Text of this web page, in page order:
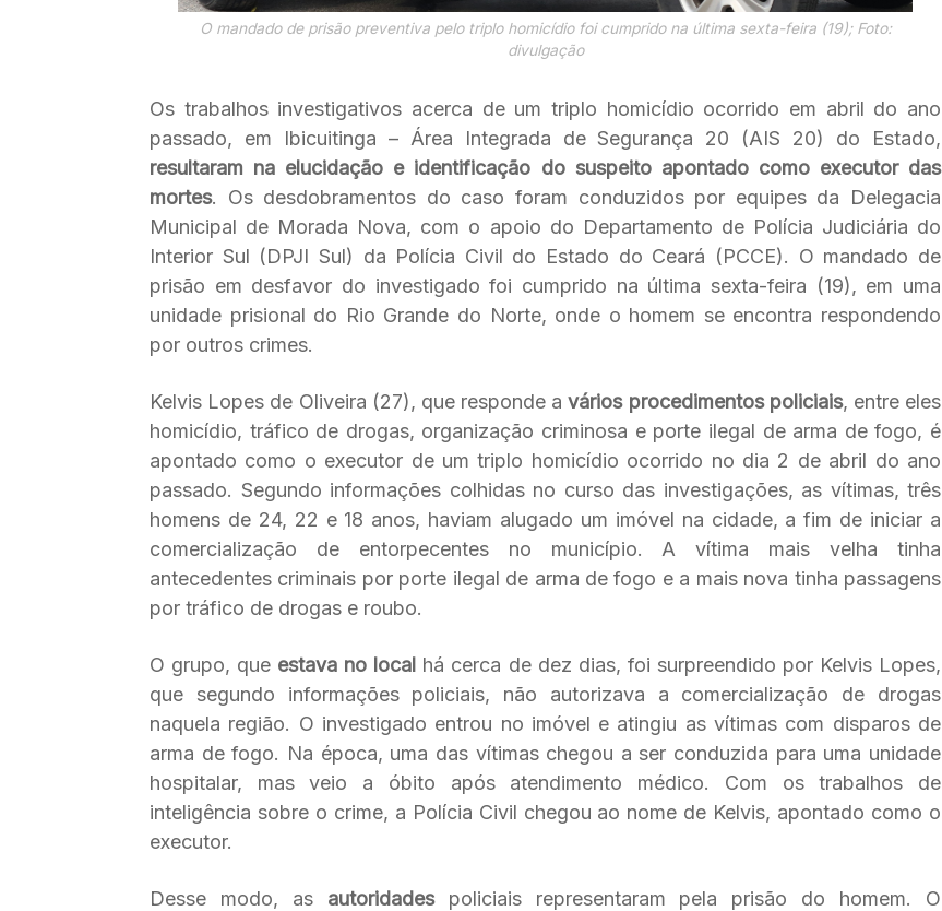
O mandado de prisão preventiva pelo triplo homicídio foi cumprido na última sexta-feira (19); Foto:
divulgação
Os trabalhos investigativos acerca de um triplo homicídio ocorrido em abril do ano
passado, em Ibicuitinga – Área Integrada de Segurança 20 (AIS 20) do Estado,
resultaram na elucidação e identificação do suspeito apontado como executor das
mortes. Os desdobramentos do caso foram conduzidos por equipes da Delegacia
Municipal de Morada Nova, com o apoio do Departamento de Polícia Judiciária do
Interior Sul (DPJI Sul) da Polícia Civil do Estado do Ceará (PCCE). O mandado de
prisão em desfavor do investigado foi cumprido na última sexta-feira (19), em uma
unidade prisional do Rio Grande do Norte, onde o homem se encontra respondendo
por outros crimes.
Kelvis Lopes de Oliveira (27), que responde avários procedimentos policiais, entre eles
homicídio, tráfico de drogas, organização criminosa e porte ilegal de arma de fogo, é
apontado como o executor de um triplo homicídio ocorrido no dia 2 de abril do ano
passado. Segundo informações colhidas no curso das investigações, as vítimas, três
homens de 24, 22 e 18 anos, haviam alugado um imóvel na cidade, a fim de iniciar a
comercialização de entorpecentes no município. A vítima mais velha tinha
antecedentes criminais por porte ilegal de arma de fogo e a mais nova tinha passagens
por tráfico de drogas e roubo.
O grupo, que estava no local há cerca de dez dias, foi surpreendido por Kelvis Lopes,
que segundo informações policiais, não autorizava a comercialização de drogas
naquela região. O investigado entrou no imóvel e atingiu as vítimas com disparos de
arma de fogo. Na época, uma das vítimas chegou a ser conduzida para uma unidade
hospitalar, mas veio a óbito após atendimento médico. Com os trabalhos de
inteligência sobre o crime, a Polícia Civil chegou ao nome de Kelvis, apontado como o
executor.
Desse modo, as autoridadespoliciais representaram pela prisão do homem. O